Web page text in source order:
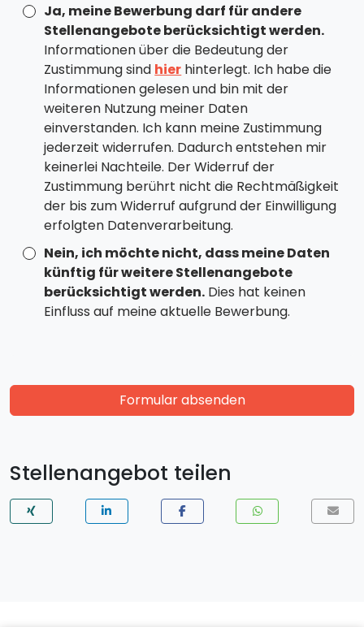
Ja, meine Bewerbung darf für andere
Stellenangebote berücksichtigt werden.
Informationen über die Bedeutung der
Zustimmung sind hier hinterlegt. Ich habe die
Informationen gelesen und bin mit der
weiteren Nutzung meiner Daten
einverstanden. Ich kann meine Zustimmung
jederzeit widerrufen. Dadurch entstehen mir
keinerlei Nachteile. Der Widerruf der
Zustimmung berührt nicht die Rechtmäßigkeit
der bis zum Widerruf aufgrund der Einwilligung
erfolgten Datenverarbeitung.
Nein, ich möchte nicht, dass meine Daten
künftig für weitere Stellenangebote
berücksichtigt werden. Dies hat keinen
Einfluss auf meine aktuelle Bewerbung.
Formular absenden
Stellenangebot teilen